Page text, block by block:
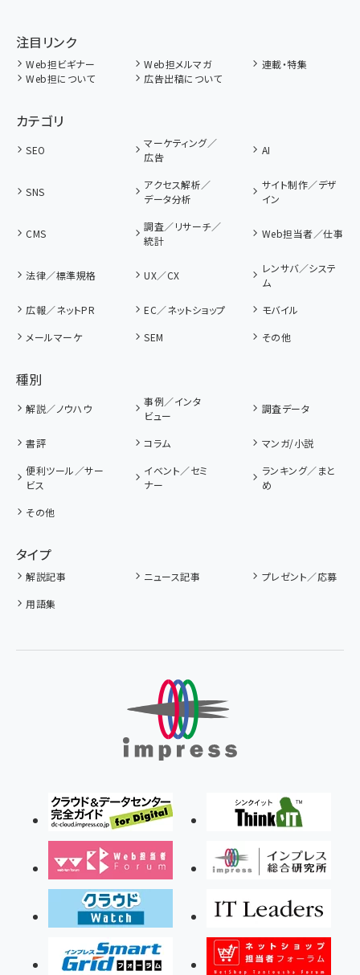
注目リンク
Web担ビギナー Web担メルマガ
連載・特集
Web担について
広告出稿について
カテゴリ
SEO
マーケティング／
広告
AI
SNS
アクセス解析／
データ分析
サイト制作／デザ
イン
CMS
調査／リサーチ／
統計
Web担当者／仕事
法律／標準規格 UX／CX
レンサバ／システ
ム
広報／ネットPR
EC／ネットショップ
モバイル
メールマーケ
SEM その他
種別
解説／ノウハウ
事例／インタ
ビュー
調査データ
書評 コラム
マンガ/小説
便利ツール／サー
ビス
イベント／セミ
ナー
ランキング／まと
め
その他
タイプ
解説記事 ニュース記事
プレゼント／応募
用語集